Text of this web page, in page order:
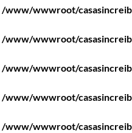
/www/wwwroot/
/www/wwwroot/
/www/wwwroot/
/www/wwwroot/
/www/wwwroot/